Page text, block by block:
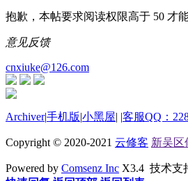
抱歉，本帖要求阅读权限高于 50 才
意见反馈
cnxiuke@126.com
Archiver|手机版|小黑屋| |客服QQ：
Copyright © 2020-2021 云修客 新吴区
Powered by Comsenz Inc X3.4 技术支